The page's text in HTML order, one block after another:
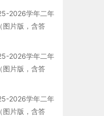
2026学年二年
图片版，含答
2026学年二年
图片版，含答
2026学年二年
图片版，含答